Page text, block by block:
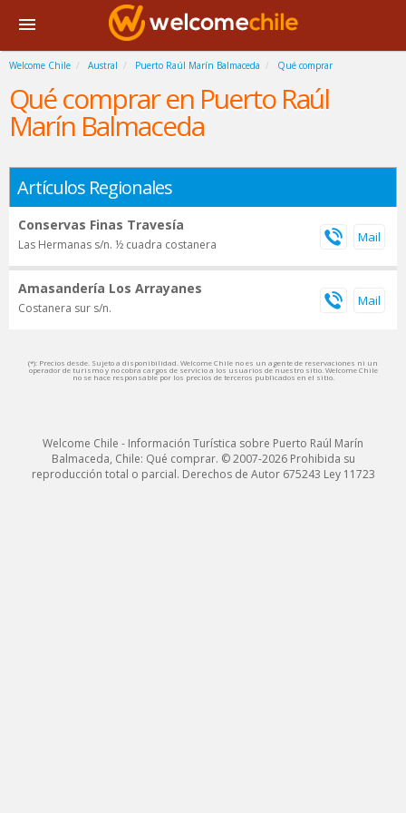
Welcome Chile Austral Puerto Raúl Marín Balmaceda Qué comprar
Qué comprar en Puerto Raúl
Marín Balmaceda
Artículos Regionales
Conservas Finas Travesía
Las Hermanas s/n. ½ cuadra costanera
Amasandería Los Arrayanes
Costanera sur s/n.
(*): Precios desde. Sujeto a disponibilidad. Welcome Chile no es un agente de reservaciones ni un
operador de turismo y no cobra cargos de servicio a los usuarios de nuestro sitio. Welcome Chile
no se hace responsable por los precios de terceros publicados en el sitio.
Welcome Chile - Información Turística sobre Puerto Raúl Marín
Balmaceda, Chile: Qué comprar. © 2007-2026 Prohibida su
reproducción total o parcial. Derechos de Autor 675243 Ley 11723